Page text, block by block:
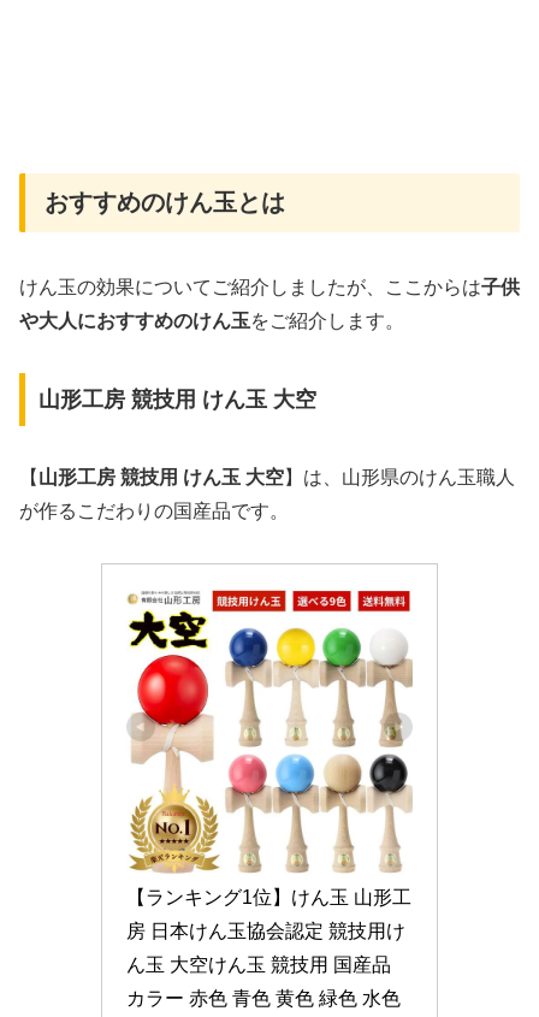
おすすめのけん玉とは
けん玉の効果についてご紹介しましたが、ここからは子供
や大人におすすめのけん玉をご紹介します。
山形工房 競技用 けん玉 大空
【 山形工房 競技用 けん玉 大空】は、山形県のけん玉職人
が作るこだわりの国産品です。
【ランキング1位】けん玉 山形工
房 日本けん玉協会認定 競技用け
ん玉 大空けん玉 競技用 国産品
カラー 赤色 青色 黄色 緑色 水色